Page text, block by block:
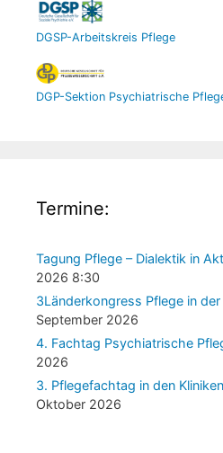
DGSP-Arbeitskreis Pflege
DGP-Sektion Psychiatrische
Termine:
Tagung Pflege – Dialektik in
2026 8:30
3Länderkongress Pflege in
September 2026
4. Fachtag Psychiatrische
2026
3. Pflegefachtag in den
Oktober 2026